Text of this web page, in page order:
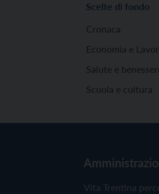
Scelte di fondo
Cronaca
Economia e
Salute e
Scuola e cultura
Vita Trentina